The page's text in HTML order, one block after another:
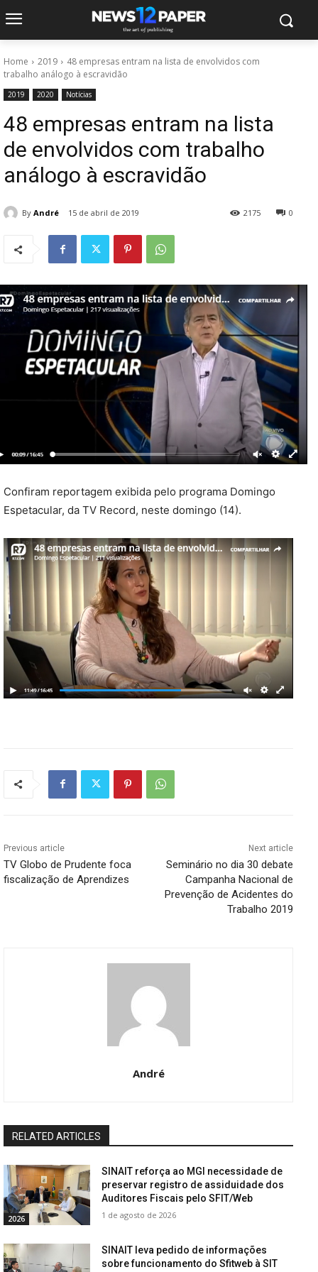
Home 2019
48 empresas entram na lista de envolvidos com
trabalho análogo à escravidão
2019 2020 Notícias
48 empresas entram na lista
de envolvidos com trabalho
análogo à escravidão
By André 15 de abril de 2019 0
2175
Confiram reportagem exibida pelo programa Domingo
Espetacular, da TV Record, neste domingo (14).
Previous article
TV Globo de Prudente foca
fiscalização de Aprendizes
Next article
Seminário no dia 30 debate
Campanha Nacional de
Prevenção de Acidentes do
Trabalho 2019
André
RELATED ARTICLES
2026
SINAIT reforça ao MGI necessidade de
preservar registro de assiduidade dos
Auditores Fiscais pelo SFIT/Web
1 de agosto de 2026
SINAIT leva pedido de informações
sobre funcionamento do Sfitweb à SIT